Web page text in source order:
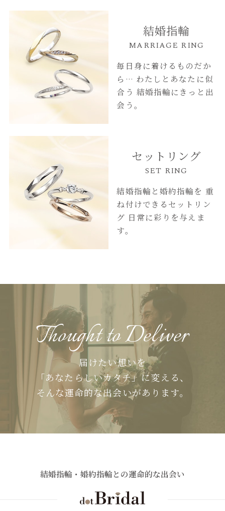
結婚指輪
MARRIAGE RING
毎日身に着けるものだか
ら… わたしとあなたに似
合う 結婚指輪にきっと出
会う。
セットリング
SET RING
結婚指輪と婚約指輪を 重
ね付けできるセットリン
グ 日常に彩りを与えま
す。
Thought to Deliver
届けたい想いを
「あなたらしいカタチ」に変える、
そんな運命的な出会いがあります。
結婚指輪・婚約指輪との運命的な出会い